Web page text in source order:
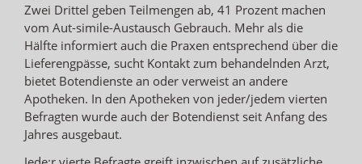
Zwei Drittel geben Teilmengen ab, 41 Prozent machen
vom Aut-simile-Austausch Gebrauch. Mehr als die
Hälfte informiert auch die Praxen entsprechend über die
Lieferengpässe, sucht Kontakt zum behandelnden Arzt,
bietet Botendienste an oder verweist an andere
Apotheken. In den Apotheken von jeder/jedem vierten
Befragten wurde auch der Botendienst seit Anfang des
Jahres ausgebaut.